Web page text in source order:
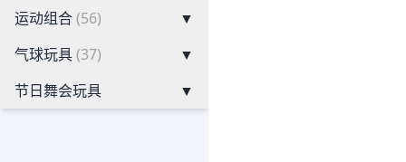
运动组合(56)
▼
气球玩具(37)
▼
节日舞会玩具
▼